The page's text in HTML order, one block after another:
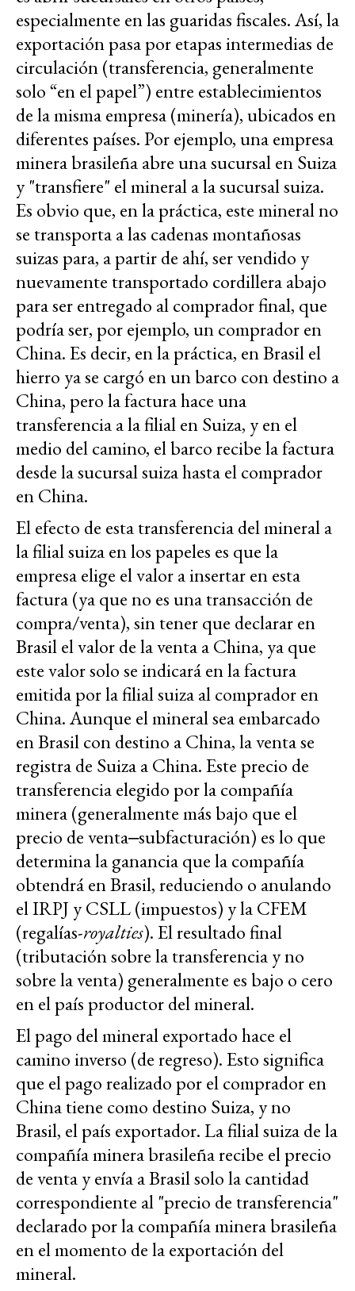
especialmente en las guaridas fiscales. Así, la
exportación pasa por etapas intermedias de
circulación (transferencia, generalmente
solo “en el papel”) entre establecimientos
de la misma empresa (minería), ubicados en
diferentes países. Por ejemplo, una empresa
minera brasileña abre una sucursal en Suiza
y "transfiere" el mineral a la sucursal suiza.
Es obvio que, en la práctica, este mineral no
se transporta a las cadenas montañosas
suizas para, a partir de ahí, ser vendido y
nuevamente transportado cordillera abajo
para ser entregado al comprador final, que
podría ser, por ejemplo, un comprador en
China. Es decir, en la práctica, en Brasil el
hierro ya se cargó en un barco con destino a
China, pero la factura hace una
transferencia a la filial en Suiza, y en el
medio del camino, el barco recibe la factura
desde la sucursal suiza hasta el comprador
en China.
El efecto de esta transferencia del mineral a
la filial suiza en los papeles es que la
empresa elige el valor a insertar en esta
factura (ya que no es una transacción de
compra/venta), sin tener que declarar en
Brasil el valor de la venta a China, ya que
este valor solo se indicará en la factura
emitida por la filial suiza al comprador en
China. Aunque el mineral sea embarcado
en Brasil con destino a China, la venta se
registra de Suiza a China. Este precio de
transferencia elegido por la compañía
minera (generalmente más bajo que el
precio de venta‒subfacturación) es lo que
determina la ganancia que la compañía
obtendrá en Brasil, reduciendo o anulando
el IRPJ y CSLL (impuestos) y la CFEM
(regalías-royalties). El resultado final
(tributación sobre la transferencia y no
sobre la venta) generalmente es bajo o cero
en el país productor del mineral.
El pago del mineral exportado hace el
camino inverso (de regreso). Esto significa
que el pago realizado por el comprador en
China tiene como destino Suiza, y no
Brasil, el país exportador. La filial suiza de la
compañía minera brasileña recibe el precio
de venta y envía a Brasil solo la cantidad
correspondiente al "precio de transferencia"
declarado por la compañía minera brasileña
en el momento de la exportación del
mineral.